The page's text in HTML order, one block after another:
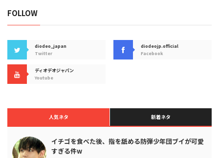
FOLLOW
diodeo_japan
Twitter
diodeojp.official
Facebook
ディオデオジャパン
Youtube
人気ネタ 新着ネタ
イチゴを食べた後、指を舐める防弾少年団ブイが可愛
すぎる件w